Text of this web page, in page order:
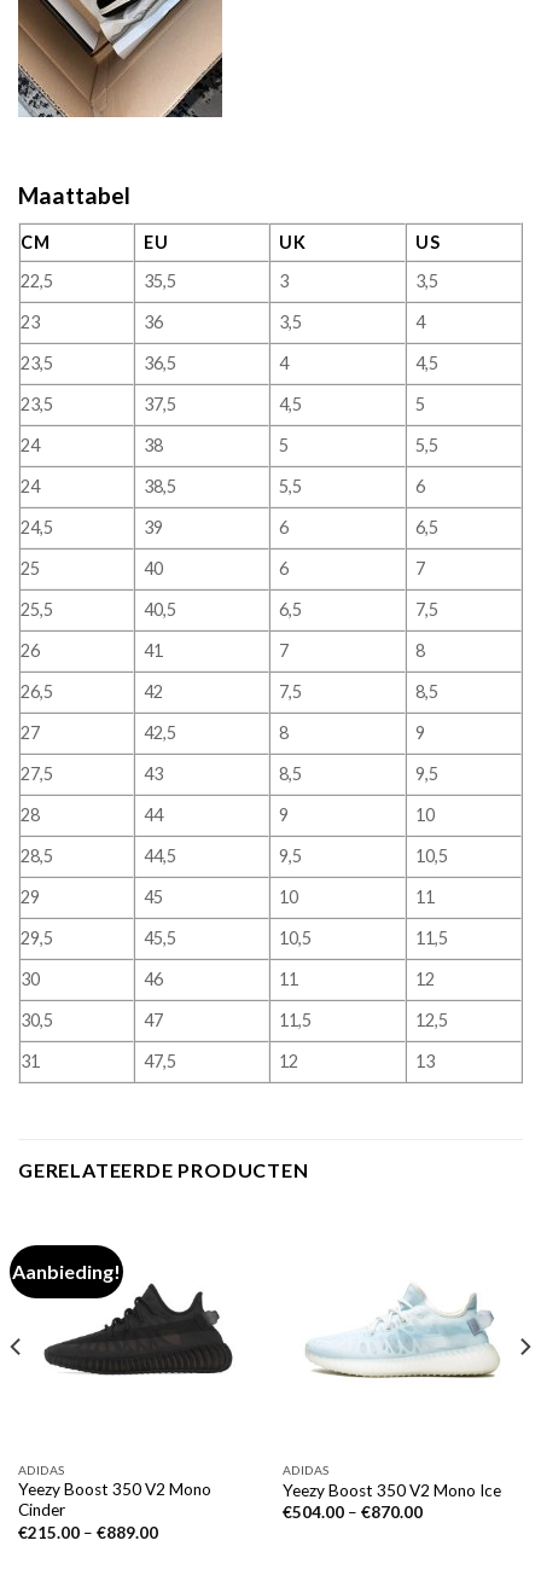
Maattabel
CM EU UK
US
22,5
35,5 3
3,5
23
36 3,5
4
23,5
36,5 4
4,5
23,5
37,5 4,5
5
24
38 5
5,5
24
38,5 5,5
6
24,5
39 6
6,5
25
40 6
7
25,5
40,5 6,5
7,5
26
41 7
8
26,5
42 7,5
8,5
27
42,5 8
9
27,5
43 8,5
9,5
28
44 9
10
28,5
44,5 9,5
10,5
29
45 10
11
29,5
45,5 10,5
11,5
30
46 11
12
30,5
47 11,5
12,5
31
47,5 12 13
GERELATEERDE PRODUCTEN
Aanbieding!
ADIDAS
Yeezy Boost 350 V2 Mono
Cinder
€215.00– €889.00
ADIDAS
Yeezy Boost 350 V2 Mono Ice
€504.00– €870.00